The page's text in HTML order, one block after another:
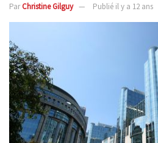
ParChristine Gilguy Publié il y a 12 ans